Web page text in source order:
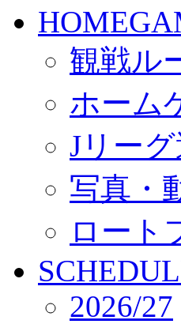
観戦ル
ホーム
Jリー
写真・
ロート
2026/27